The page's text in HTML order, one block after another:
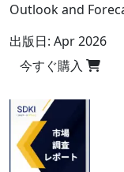
Outlook and
出版日: Apr 2026
今すぐ購入